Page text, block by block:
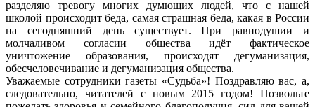
разделяю тревогу многих думющих людей, что с нашей
школой происходит беда, самая страшная беда, какая в России
на сегодняшний день существует. При равнодушии и
молчаливом согласии обшества идёт фактическое
уничтожение образования, происходят дегуманизация,
обесчеловечивание и дегуманизация общества.
Уважаемые сотрудники газеты «Судьба»! Поздравляю вас, а,
следовательно, читателей с новым 2015 годом! Позвольте